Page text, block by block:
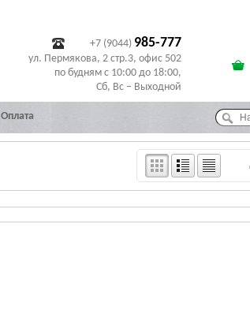
+7 (9044) 985-777
ул. Пермякова, 2 стр.3, офис 502
по будням с 10:00 до 18:00,
Сб, Вс – Выходной
Оплата